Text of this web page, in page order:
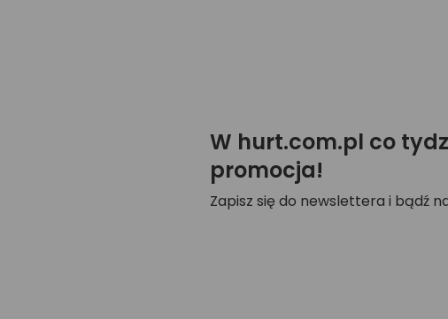
W hurt.com.pl co
promocja!
Zapisz się do newslettera i bądź